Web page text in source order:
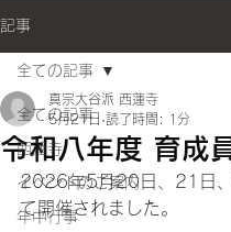
記事
全ての記事
西蓮寺
イベントのご案内
年中行事
全ての記事
令和八年度 育成
真宗大谷派 西蓮寺
5月21日 読了時間: 1分
2026年5月20日、21日
て開催されました。